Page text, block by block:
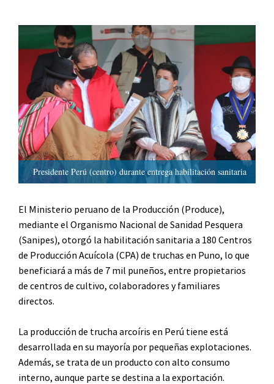
Presidente Perú (centro) durante entrega habilitación sanitaria
El Ministerio peruano de la Producción (Produce),
mediante el Organismo Nacional de Sanidad Pesquera
(Sanipes), otorgó la habilitación sanitaria a 180 Centros
de Producción Acuícola (CPA) de truchas en Puno, lo que
beneficiará a más de 7 mil puneños, entre propietarios
de centros de cultivo, colaboradores y familiares
directos.
La producción de trucha arcoíris en Perú tiene está
desarrollada en su mayoría por pequeñas explotaciones.
Además, se trata de un producto con alto consumo
interno, aunque parte se destina a la exportación.